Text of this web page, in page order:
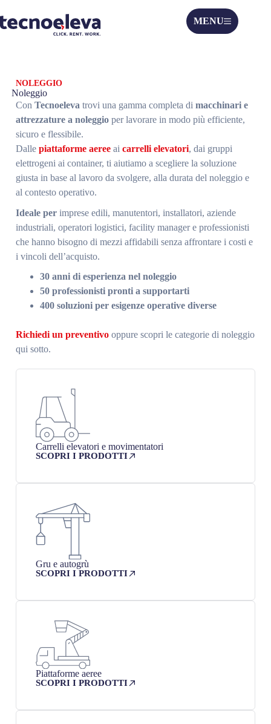
MENU
NOLEGGIO
Noleggio
Con Tecnoeleva trovi una gamma completa di macchinari e
attrezzature a noleggio per lavorare in modo più efficiente,
sicuro e flessibile.
Dalle piattaforme aeree ai carrelli elevatori, dai gruppi
elettrogeni ai container, ti aiutiamo a scegliere la soluzione
giusta in base al lavoro da svolgere, alla durata del noleggio e
al contesto operativo.
Ideale per imprese edili, manutentori, installatori, aziende
industriali, operatori logistici, facility manager e professionisti
che hanno bisogno di mezzi affidabili senza affrontare i costi e
i vincoli dell’acquisto.
30 anni di esperienza nel noleggio
50 professionisti pronti a supportarti
400 soluzioni per esigenze operative diverse
Richiedi un preventivo oppure scopri le categorie di noleggio
qui sotto.
Carrelli elevatori e movimentatori
SCOPRI I PRODOTTI
Gru e autogrù
SCOPRI I PRODOTTI
Piattaforme aeree
SCOPRI I PRODOTTI